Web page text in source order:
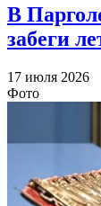
В
забеги
17 июля 2026
Фото